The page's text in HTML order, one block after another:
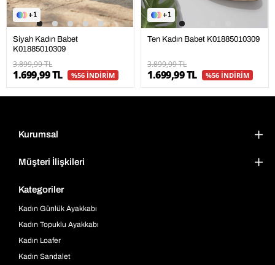
1
Siyah Kadın Babet
K01885010309
3.899,99 TL
1.699,99 TL %56 İNDİRİM
1
Ten Kadın Babet K01885010309
3.899,99 TL
1.699,99 TL %56 İNDİRİM
Kurumsal
Müşteri İlişkileri
Kategoriler
Kadın Günlük Ayakkabı
Kadın Topuklu Ayakkabı
Kadın Loafer
Kadın Sandalet